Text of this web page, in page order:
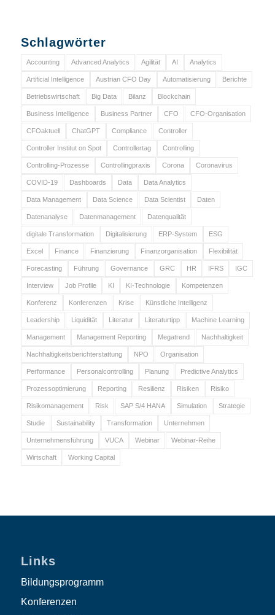
Schlagwörter
Accounting Advanced Analytics Agilität AI Analytics
Artificial Intelligence Austrian CFO Day Automatisierung Berichte
Betriebswirtschaft Big Data Bilanz Blockchain
Business Intelligence Business Partner CFO CFO-Organisation
CFOaktuell ChatGPT Compliance Controller
Controller Institut on Spot Controllertag Controlling
Controlling-Prozesse Controllingpraxis Corona Coronavirus
COVID-19 Dashboards Data Data Analytics
Data Management Data Science Data Scientist Daten
Datenanalyse Datenmanagement Datenqualität
digitale Transformation Digitalisierung ERP-System ESG
Excel Finance Finanzierung Finanzorganisation Flexibilität
Forecasting Führung Governance GRC HR IFRS IGC
Interview Job Profile KI KI-Technologie Kompetenzen
Konferenz Konferenzen Krise Künstliche Intelligenz
Leadership Liquidität Literatur Literaturtipp Machine Learning
Management Management Reporting Megatrend Nachhaltigkeit
Nachhaltigkeitsberichterstattung NPO Organisation
Performance Personalcontrolling Planung Predictive Analytics
Prozessoptimierung Reporting Resilienz Risiken Risiko
Risikomanagement Risk SAP S/4 HANA Simulation Strategie
Studie Sustainability Transformation Unternehmen
Unternehmensführung VUCA Webinar Webinar-Reihe
Wirtschaft Working Capital
Links
Bildungsprogramm
Konferenzen